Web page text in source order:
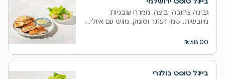
גבינה צהובה, ביצה, ממרח עגבניות
מיובשות, שמן זעתר וסומק. מוגש עם איולי...
₪58.00
בייגל טוסט בולגרי